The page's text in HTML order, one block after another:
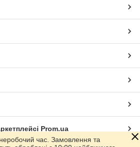
Prom.ua
час. Замовлення та